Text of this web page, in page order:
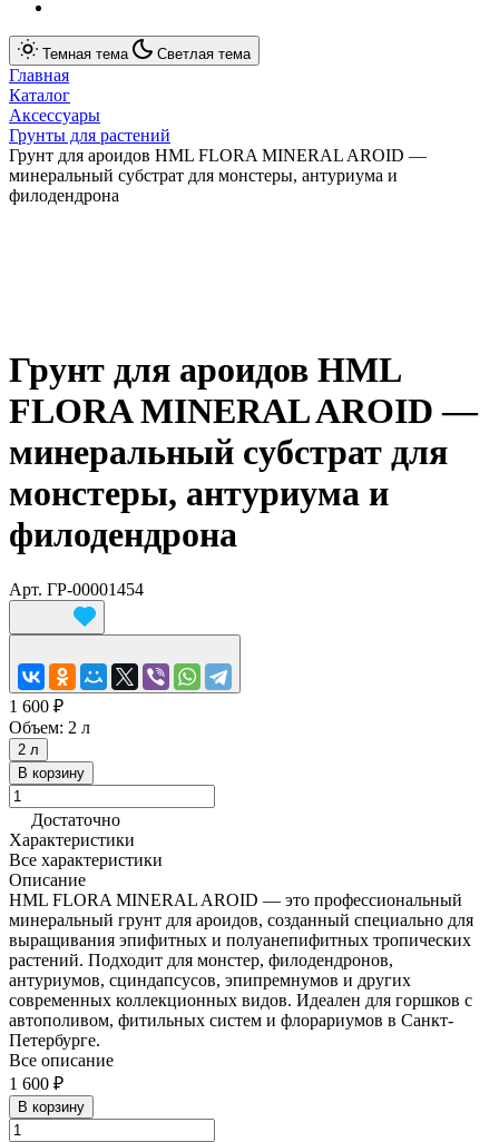
Темная тема Светлая тема
Главная
Каталог
Аксессуары
Грунты для растений
Грунт для ароидов HML FLORA MINERAL AROID —
минеральный субстрат для монстеры, антуриума и
филодендрона
Грунт для ароидов HML
FLORA MINERAL AROID —
минеральный субстрат для
монстеры, антуриума и
филодендрона
Арт. ГР-00001454
1 600 ₽
Объем: 2 л
2 л
В корзину
Достаточно
Характеристики
Все характеристики
Описание
HML FLORA MINERAL AROID — это профессиональный
минеральный грунт для ароидов, созданный специально для
выращивания эпифитных и полуанепифитных тропических
растений. Подходит для монстер, филодендронов,
антуриумов, сциндапсусов, эпипремнумов и других
современных коллекционных видов. Идеален для горшков с
автополивом, фитильных систем и флорариумов в Санкт-
Петербурге.
Все описание
1 600 ₽
В корзину